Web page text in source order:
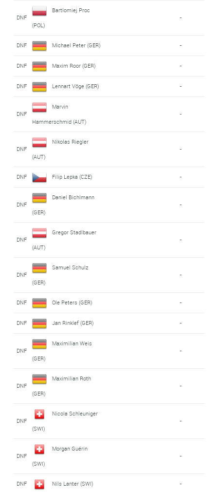
DNF
Bartlomiej Proc
(POL)
-
DNF Michael Peter (GER) -
DNF Maxim Roor (GER) -
DNF Lennart Vöge (GER) -
DNF
Marvin
Hammerschmid (AUT)
-
DNF
Nikolas Riegler
(AUT)
-
DNF Filip Lepka (CZE) -
DNF
Daniel Bichlmann
(GER)
-
DNF
Gregor Stadlbauer
(AUT)
-
DNF
Samuel Schulz
(GER)
-
DNF Ole Peters (GER) -
DNF Jan Rinklef (GER) -
DNF
Maximilian Weis
(GER)
-
DNF
Maximilian Roth
(GER)
-
DNF
Nicola Schleuniger
(SWI)
-
DNF
Morgan Guérin
(SWI)
-
DNF Nils Lanter (SWI) -